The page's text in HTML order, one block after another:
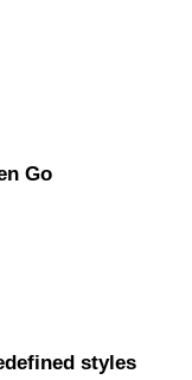
Go
styles